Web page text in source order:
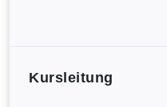
Kursleitung